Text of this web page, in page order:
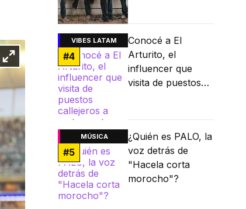
VIBES LATAM
#4
Conocé a El
Arturito, el
influencer que
visita de puestos
MÚSICA
#5
¿Quién es PALO, la
voz detrás de
"Hacela corta
morocho"?